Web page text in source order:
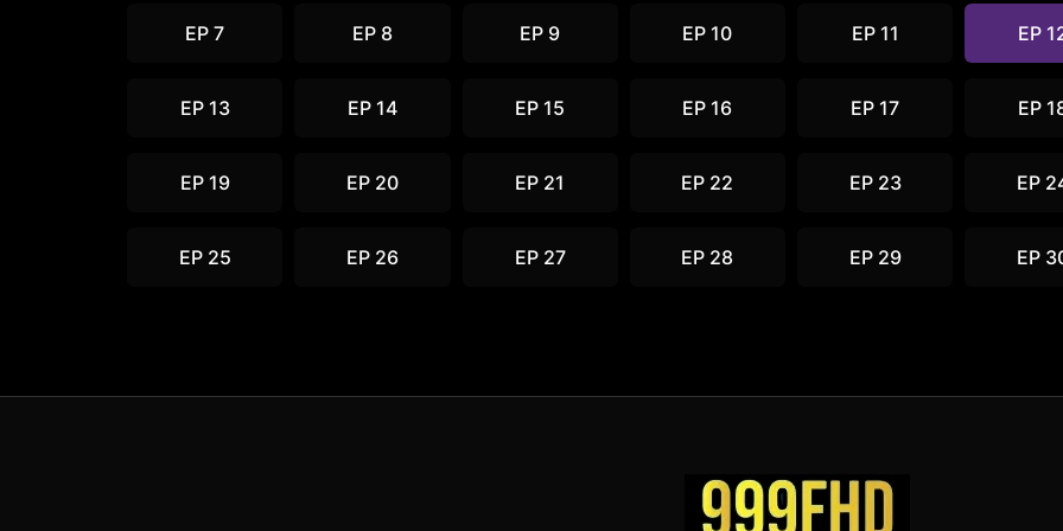
EP 7 EP 8 EP 9 EP 10 EP 11 EP
EP 13 EP 14 EP 15 EP 16 EP 17 EP
EP 19 EP 20 EP 21 EP 22 EP 23 EP
EP 25 EP 26 EP 27 EP 28 EP 29 EP